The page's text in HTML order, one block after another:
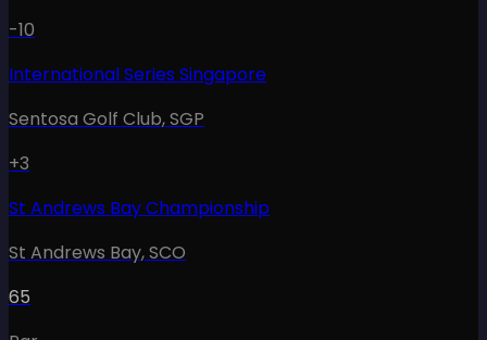
-10
International Series Singapore
Sentosa Golf Club,SGP
+3
St Andrews Bay Championship
St Andrews Bay,SCO
65